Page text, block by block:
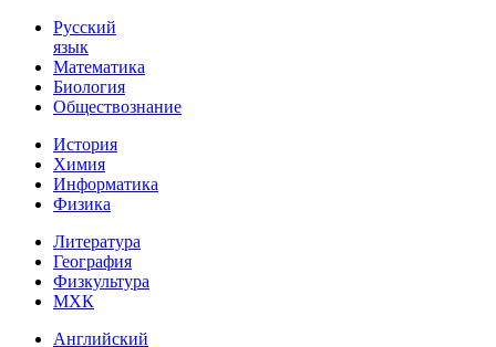
Русский
язык
Математика
Биология
Обществознание
История
Химия
Информатика
Физика
Литература
География
Физкультура
МХК
Английский